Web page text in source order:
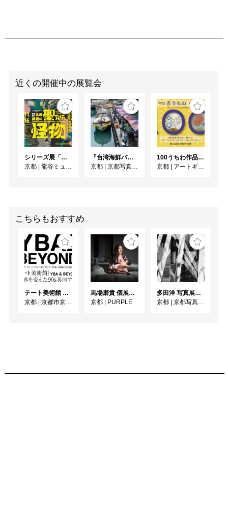
近くの開催中の展覧会
シリーズ展「仏教の思想と文化―インドから日本へ―」 特集展示：仏教美術の聖なる怪物
京都
龍谷ミュージアム
『台湾海鮮パラダイス』出版記念 清永安雄 写真展
京都
京都写真美術館 ギャラリー・ジャパネスク
100うちわ作品展2026
京都
アートギャラリー博宝堂
こちらもおすすめ
テート美術館 ― YBA & BEYOND 世界を変えた90s英国アート
京都
京都市京セラ美術館
馬場磨貴 個展 「DONOR」
京都
PURPLE
多田洋 写真展「無頼」
京都
京都写真美術館 ギャラリー・ジャパネスク